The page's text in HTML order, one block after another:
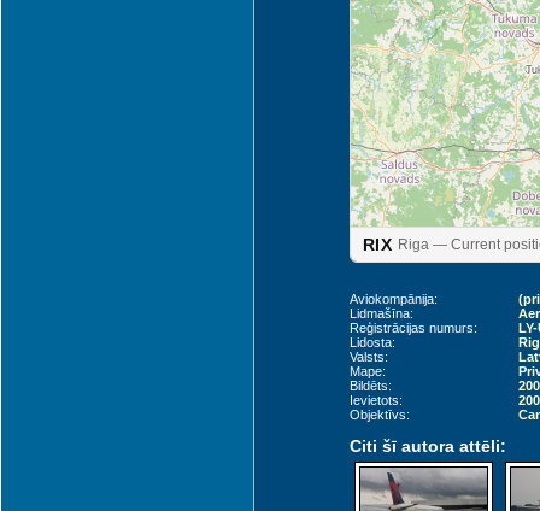
RIX Riga — Current
Aviokompānija:
Lidmašīna:
Reģistrācijas numurs:
Lidosta:
Valsts:
Mape:
Bildēts:
Ievietots:
Objektīvs:
Citi šī autora attēli: